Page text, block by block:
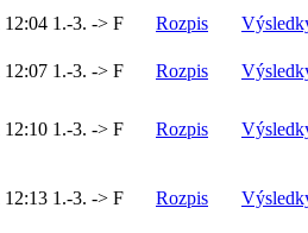
12:04 1.-3. -> F Rozpis
12:07 1.-3. -> F Rozpis
12:10 1.-3. -> F Rozpis
12:13 1.-3. -> F Rozpis